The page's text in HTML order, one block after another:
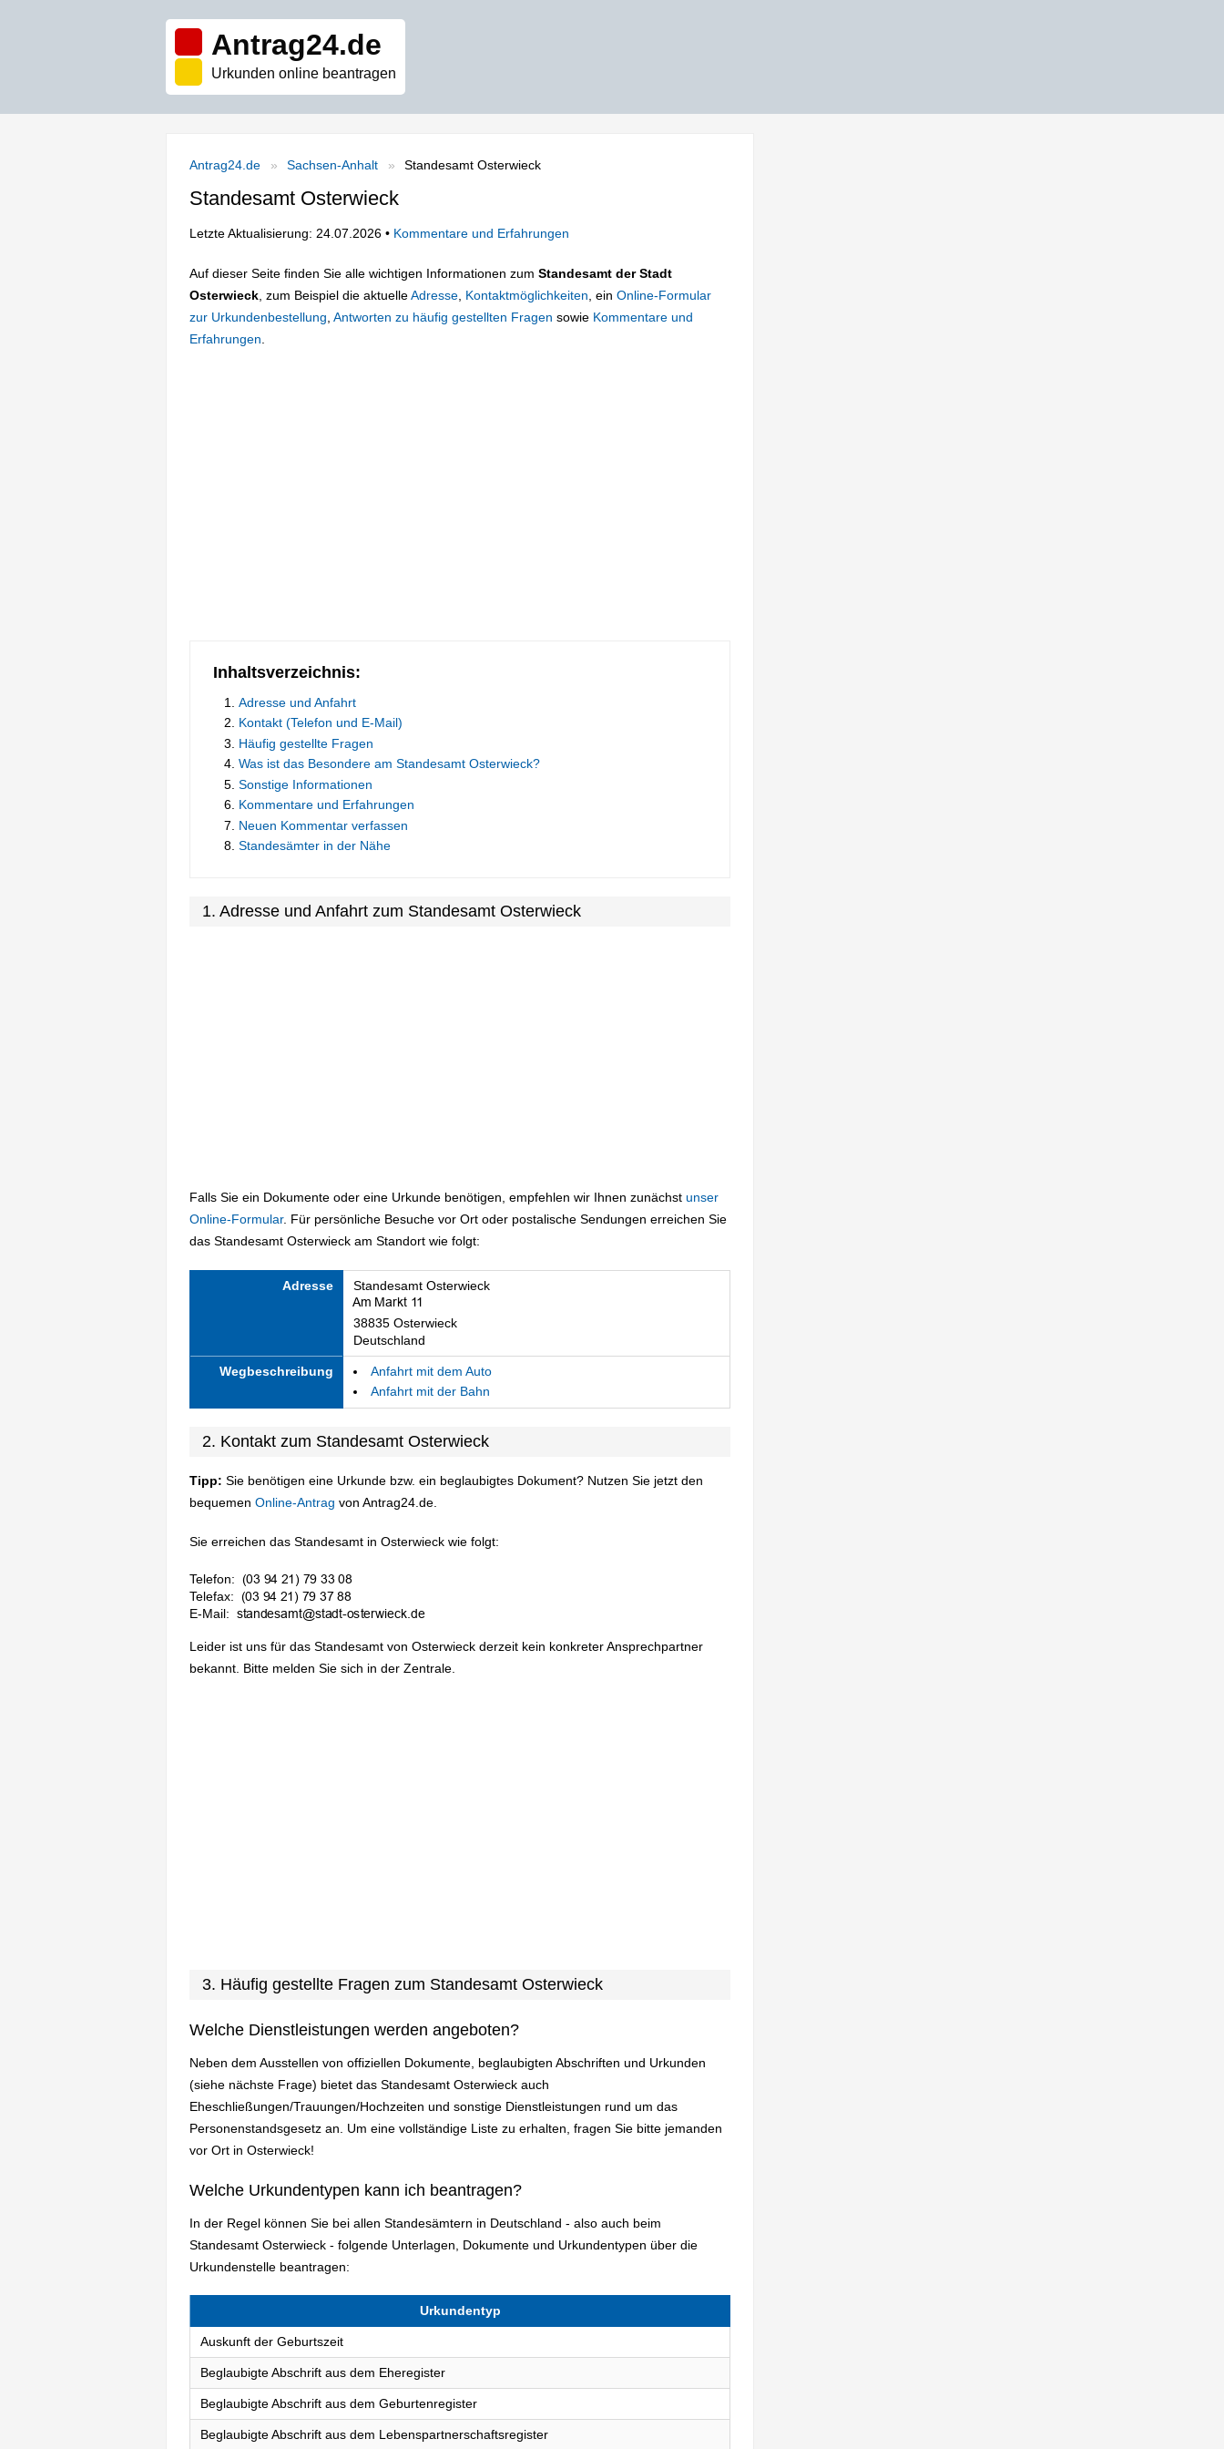
Antrag24.de
Urkunden online beantragen
Antrag24.de Sachsen-Anhalt Standesamt Osterwieck
Standesamt Osterwieck
Letzte Aktualisierung: 24.07.2026 • Kommentare und Erfahrungen
Auf dieser Seite finden Sie alle wichtigen Informationen zum Standesamt der Stadt
Osterwieck , zum Beispiel die aktuelleAdresse Kontaktmöglichkeiten , ein Online-Formular
zur Urkundenbestellung Antworten zu häufig gestellten Fragen sowie Kommentare und
Erfahrungen
Inhaltsverzeichnis:
Adresse und Anfahrt
Kontakt (Telefon und E-Mail)
Häufig gestellte Fragen
Was ist das Besondere am Standesamt Osterwieck?
Sonstige Informationen
Kommentare und Erfahrungen
Neuen Kommentar verfassen
Standesämter in der Nähe
1. Adresse und Anfahrt zum Standesamt Osterwieck
Falls Sie ein Dokumente oder eine Urkunde benötigen, empfehlen wir Ihnen zunächst unser
Online-Formular. Für persönliche Besuche vor Ort oder postalische Sendungen erreichen Sie
das Standesamt Osterwieck am Standort wie folgt:
Adresse Standesamt Osterwieck
38835 Osterwieck
Deutschland
Wegbeschreibung
Anfahrt mit dem Auto
Anfahrt mit der Bahn
2. Kontakt zum Standesamt Osterwieck
Tipp: Sie benötigen eine Urkunde bzw. ein beglaubigtes Dokument? Nutzen Sie jetzt den
bequemen Online-Antrag von Antrag24.de.
Sie erreichen das Standesamt in Osterwieck wie folgt:
Telefon:
Telefax:
E-Mail:
Leider ist uns für das Standesamt von Osterwieck derzeit kein konkreter Ansprechpartner
bekannt. Bitte melden Sie sich in der Zentrale.
3. Häufig gestellte Fragen zum Standesamt Osterwieck
Welche Dienstleistungen werden angeboten?
Neben dem Ausstellen von offiziellen Dokumente, beglaubigten Abschriften und Urkunden
(siehe nächste Frage) bietet das Standesamt Osterwieck auch
Eheschließungen/Trauungen/Hochzeiten und sonstige Dienstleistungen rund um das
Personenstandsgesetz an. Um eine vollständige Liste zu erhalten, fragen Sie bitte jemanden
vor Ort in Osterwieck!
Welche Urkundentypen kann ich beantragen?
In der Regel können Sie bei allen Standesämtern in Deutschland - also auch beim
Standesamt Osterwieck - folgende Unterlagen, Dokumente und Urkundentypen über die
Urkundenstelle beantragen:
Urkundentyp
Auskunft der Geburtszeit
Beglaubigte Abschrift aus dem Eheregister
Beglaubigte Abschrift aus dem Geburtenregister
Beglaubigte Abschrift aus dem Lebenspartnerschaftsregister